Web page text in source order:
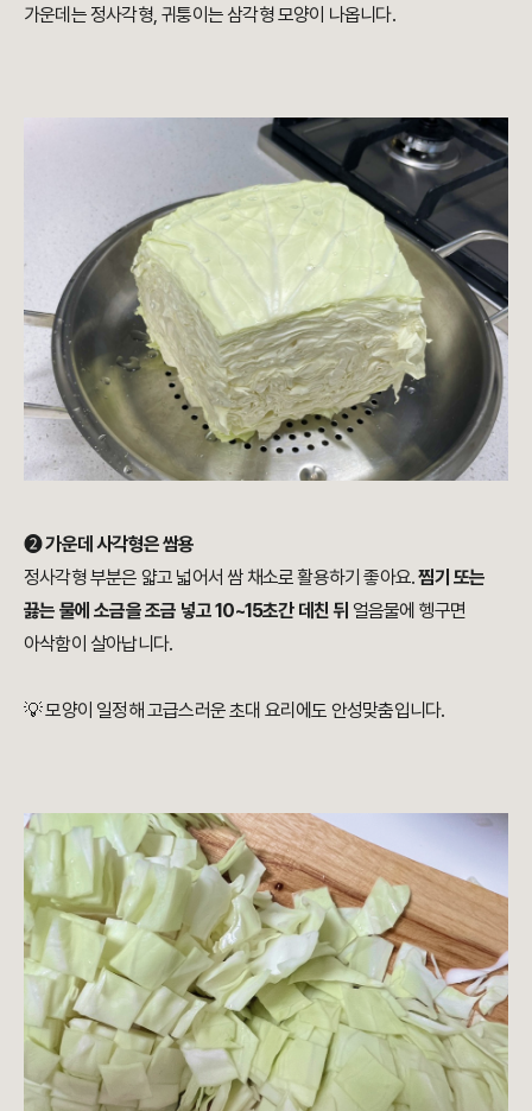
가운데는 정사각형, 귀퉁이는 삼각형 모양이 나옵니다.
➋가운데 사각형은 쌈용
정사각형 부분은 얇고 넓어서 쌈 채소로 활용하기 좋아요.찜기 또는
끓는 물에 소금을 조금 넣고 10~15초간 데친 뒤 얼음물에 헹구면
아삭함이 살아납니다.
💡 모양이 일정해 고급스러운 초대 요리에도 안성맞춤입니다.